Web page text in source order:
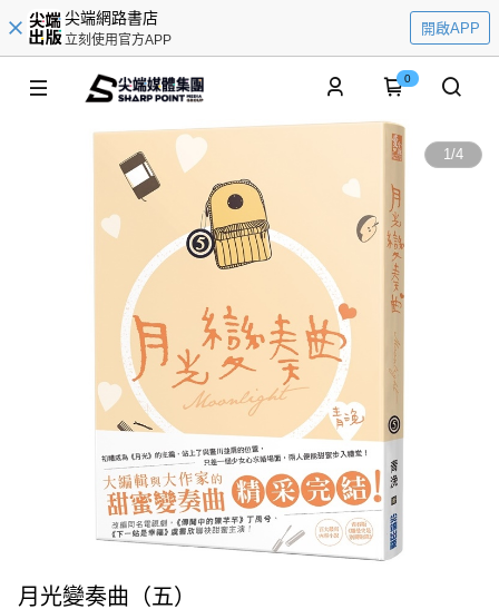
尖端網路書店
立刻使用官方APP
開啟APP
0
1/4
月光變奏曲（五）